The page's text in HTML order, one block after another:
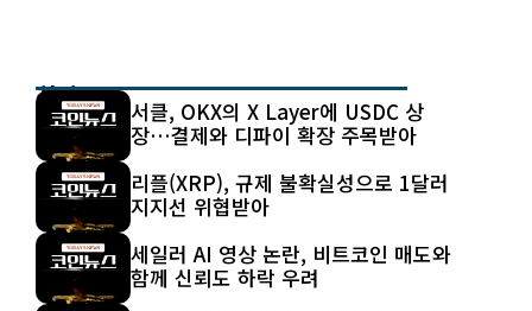
최신 글
서클, OKX의 X Layer에 USDC 상
장…결제와 디파이 확장 주목받아
리플(XRP), 규제 불확실성으로 1달러
지지선 위협받아
세일러 AI 영상 논란, 비트코인 매도와
함께 신뢰도 하락 우려